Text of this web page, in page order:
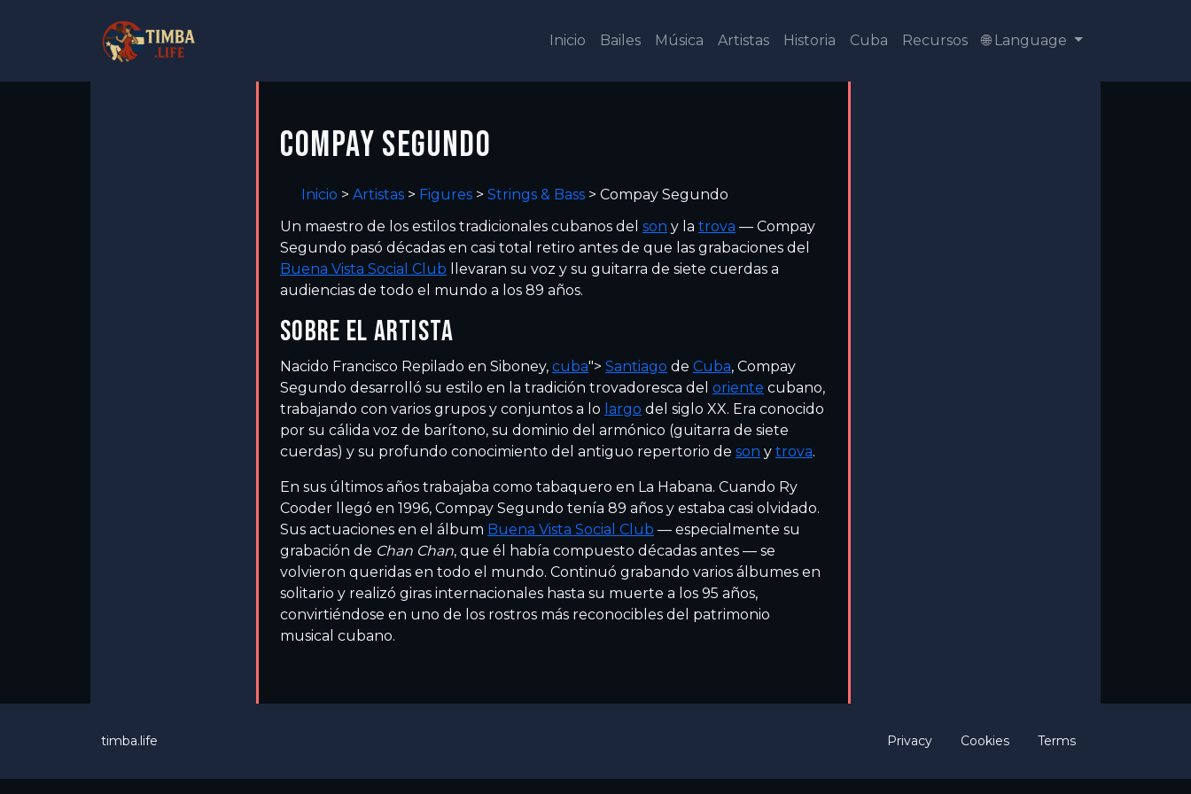
Inicio Bailes Música Artistas Historia Cuba Recursos 🌐 Language
COMPAY SEGUNDO
Inicio > Artistas > Figures > Strings & Bass > Compay Segundo
Un maestro de los estilos tradicionales cubanos del son y la trova — Compay
Segundo pasó décadas en casi total retiro antes de que las grabaciones del
Buena Vista Social Club llevaran su voz y su guitarra de siete cuerdas a
audiencias de todo el mundo a los 89 años.
SOBRE EL ARTISTA
Nacido Francisco Repilado en Siboney, cuba"> Santiago de Cuba, Compay
Segundo desarrolló su estilo en la tradición trovadoresca del oriente cubano,
trabajando con varios grupos y conjuntos a lo largo del siglo XX. Era conocido
por su cálida voz de barítono, su dominio del armónico (guitarra de siete
cuerdas) y su profundo conocimiento del antiguo repertorio de son y trova.
En sus últimos años trabajaba como tabaquero en La Habana. Cuando Ry
Cooder llegó en 1996, Compay Segundo tenía 89 años y estaba casi olvidado.
Sus actuaciones en el álbum Buena Vista Social Club — especialmente su
grabación de Chan Chan, que él había compuesto décadas antes — se
volvieron queridas en todo el mundo. Continuó grabando varios álbumes en
solitario y realizó giras internacionales hasta su muerte a los 95 años,
convirtiéndose en uno de los rostros más reconocibles del patrimonio
musical cubano.
timba.life Privacy Cookies Terms